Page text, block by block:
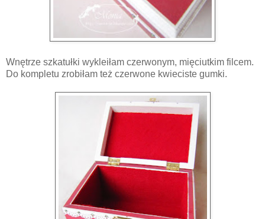
Wnętrze szkatułki wykleiłam czerwonym, mięciutkim filcem.
Do kompletu zrobiłam też czerwone kwieciste gumki.